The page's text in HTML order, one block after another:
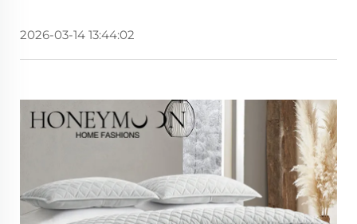
2026-03-14 13:44:02